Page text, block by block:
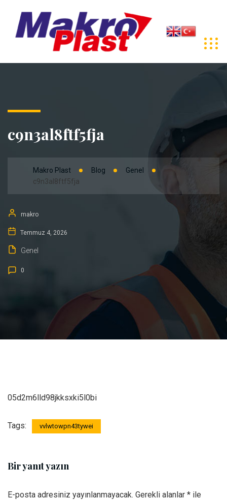
c9n3al8ftf5fja
Makro Plast Blog
Genel
c9n3al8ftf5fja
makro
Temmuz 4, 2026
Genel
0
05d2m6lld98jkksxki5l0bi
Tags: vvlwtowpn43tywei
Bir yanıt yazın
E-posta adresiniz yayınlanmayacak. Gerekli alanlar * ile